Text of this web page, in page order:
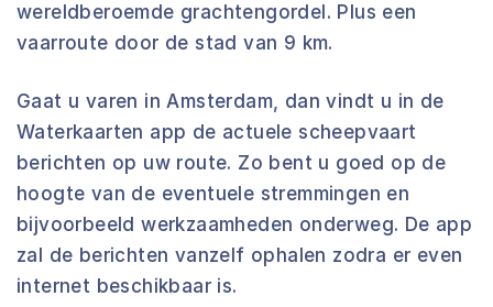
wereldberoemde grachtengordel. Plus een
vaarroute door de stad van 9 km.
Gaat u varen in Amsterdam, dan vindt u in de
Waterkaarten app de actuele scheepvaart
berichten op uw route. Zo bent u goed op de
hoogte van de eventuele stremmingen en
bijvoorbeeld werkzaamheden onderweg. De app
zal de berichten vanzelf ophalen zodra er even
internet beschikbaar is.